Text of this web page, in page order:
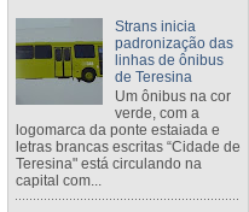
Strans inicia
padronização das
linhas de ônibus
de Teresina
Um ônibus na cor
verde, com a
logomarca da ponte estaiada e
letras brancas escritas “Cidade de
Teresina" está circulando na
capital com...